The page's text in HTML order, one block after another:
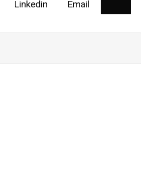
Linkedin Email